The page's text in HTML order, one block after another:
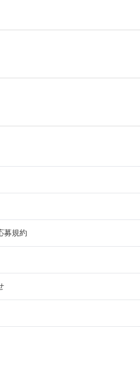
募規約